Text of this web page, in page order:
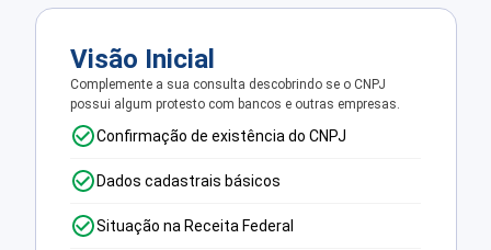
Visão Inicial
Complemente a sua consulta descobrindo se o CNPJ
possui algum protesto com bancos e outras empresas.
Confirmação de existência do CNPJ
Dados cadastrais básicos
Situação na Receita Federal